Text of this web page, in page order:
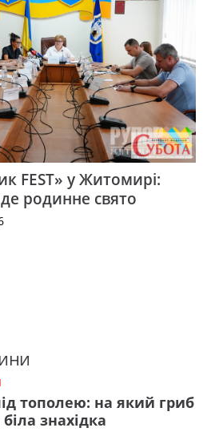
FEST» у Житомирі:
родинне свято
тополею: на який гриб
знахідка